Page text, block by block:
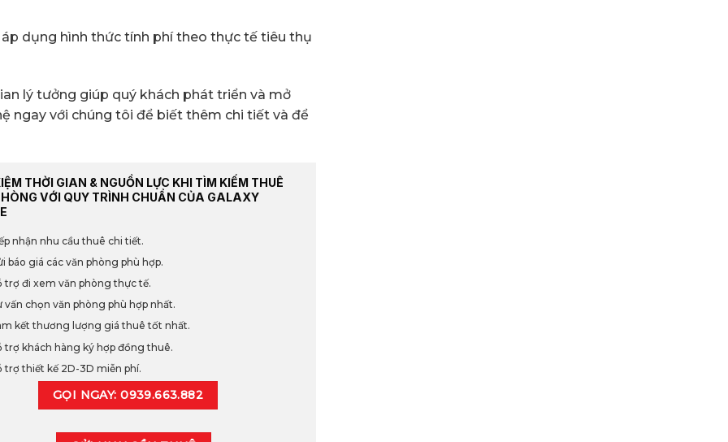
dụng hình thức tính phí theo thực tế tiêu thụ
lý tưởng giúp quý khách phát triển và mở
ngay với chúng tôi để biết thêm chi tiết và để
THỜI GIAN & NGUỒN LỰC KHI TÌM KIẾM THUÊ
VỚI QUY TRÌNH CHUẨN CỦA GALAXY
nhận nhu cầu thuê chi tiết.
báo giá các văn phòng phù hợp.
trợ đi xem văn phòng thực tế.
vấn chọn văn phòng phù hợp nhất.
kết thương lượng giá thuê tốt nhất.
trợ khách hàng ký hợp đồng thuê.
trợ thiết kế 2D-3D miễn phí.
GỌI NGAY: 0939.663.882